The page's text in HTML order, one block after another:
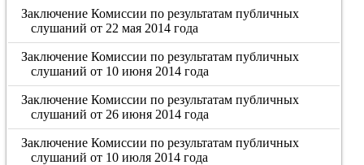
Заключение Комиссии по результатам публичных
слушаний от 22 мая 2014 года
Заключение Комиссии по результатам публичных
слушаний от 10 июня 2014 года
Заключение Комиссии по результатам публичных
слушаний от 26 июня 2014 года
Заключение Комиссии по результатам публичных
слушаний от 10 июля 2014 года